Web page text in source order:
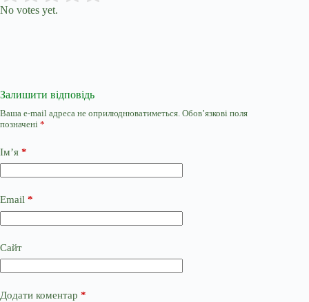
No votes yet.
Залишити відповідь
Ваша e-mail адреса не оприлюднюватиметься. Обов’язкові поля
позначені *
Ім’я *
Email *
Сайт
Додати коментар *